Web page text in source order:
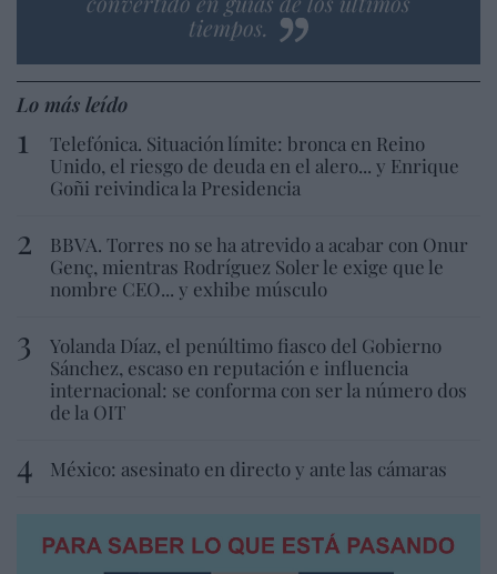
tiempos.
Lo más leído
Telefónica. Situación límite: bronca en Reino
Unido, el riesgo de deuda en el alero... y Enrique
Goñi reivindica la Presidencia
BBVA. Torres no se ha atrevido a acabar con Onur
Genç, mientras Rodríguez Soler le exige que le
nombre CEO... y exhibe músculo
Yolanda Díaz, el penúltimo fiasco del Gobierno
Sánchez, escaso en reputación e influencia
internacional: se conforma con ser la número dos
de la OIT
México: asesinato en directo y ante las cámaras